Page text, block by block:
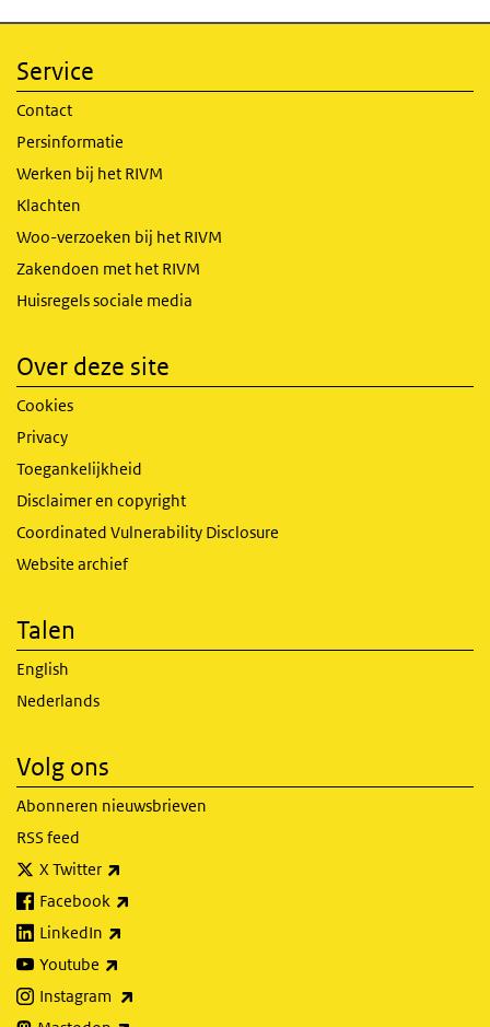
Service
Contact
Persinformatie
Werken bij het RIVM
Klachten
Woo-verzoeken bij het RIVM
Zakendoen met het RIVM
Huisregels sociale media
Over deze site
Cookies
Privacy
Toegankelijkheid
Disclaimer en copyright
Coordinated Vulnerability Disclosure
Website archief
Talen
English
Nederlands
Volg ons
Abonneren nieuwsbrieven
RSS feed
X Twitter
Facebook
LinkedIn
Youtube
Instagram